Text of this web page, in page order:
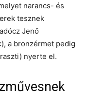
narancs- és
tesznek
Jenő
a bronzérmet pedig
nyerte el.